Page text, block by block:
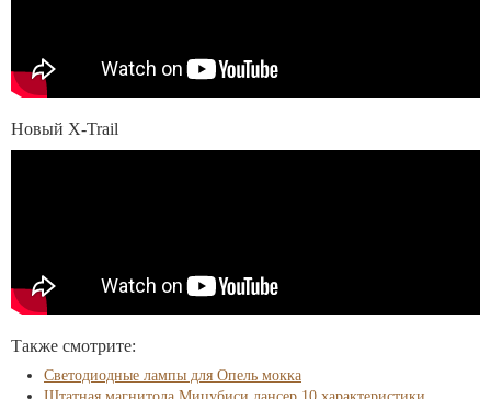
Новый X-Trail
Также смотрите:
Светодиодные лампы для Опель мокка